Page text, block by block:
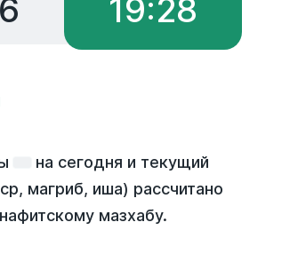
19:28
на сегодня и текущий
магриб, иша) рассчитано
мазхабу.